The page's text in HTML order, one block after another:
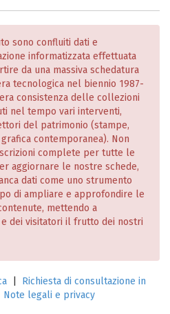
sono confluiti dati e
informatizzata effettuata
da una massiva schedatura
tecnologica nel biennio 1987-
consistenza delle collezioni
nel tempo vari interventi,
del patrimonio (stampe,
contemporanea). Non
complete per tutte le
aggiornare le nostre schede,
dati come uno strumento
di ampliare e approfondire le
mettendo a
dei visitatori il frutto dei nostri
Richiesta di consultazione in
Note legali e privacy